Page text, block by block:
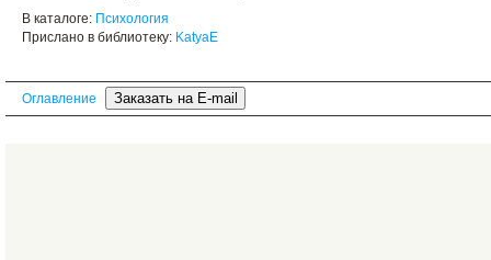
В каталоге: Психология
Прислано в библиотеку: KatyaE
Оглавление